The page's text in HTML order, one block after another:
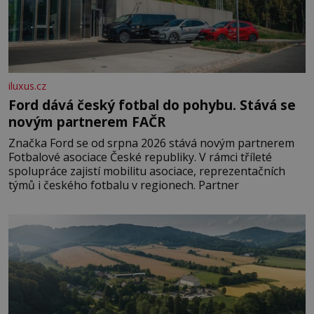
iluxus.cz
Ford dává český fotbal do pohybu. Stává se
novým partnerem FAČR
Značka Ford se od srpna 2026 stává novým partnerem
Fotbalové asociace České republiky. V rámci tříleté
spolupráce zajistí mobilitu asociace, reprezentačních
týmů i českého fotbalu v regionech. Partner